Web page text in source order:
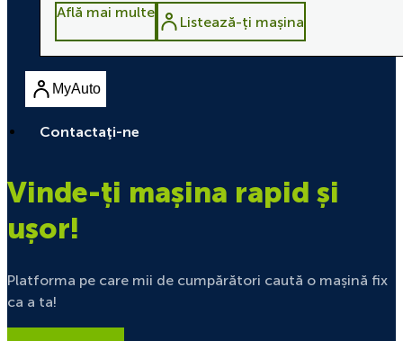
Contactaţi-ne
Află mai multe
Listează-ți mașina
MyAuto
Vinde-ți mașina rapid și
ușor!
Platforma pe care mii de cumpărători caută o mașină fix
ca a ta!